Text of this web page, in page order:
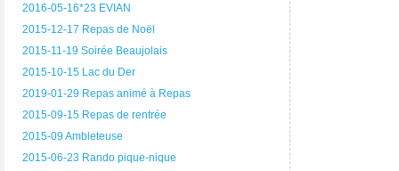
2016-05-16*23 EVIAN
2015-12-17 Repas de Noël
2015-11-19 Soirée Beaujolais
2015-10-15 Lac du Der
2019-01-29 Repas animé à Repas
2015-09-15 Repas de rentrée
2015-09 Ambleteuse
2015-06-23 Rando pique-nique